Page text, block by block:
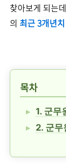
찾아보게 되는
의 최근 3개년치
목차
1. 군무
2. 군무